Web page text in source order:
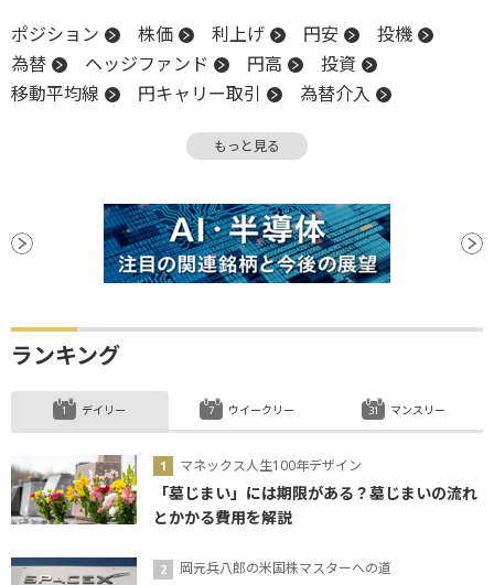
ポジション 株価 利上げ 円安
投機
為替
ヘッジファンド 円高
投資
移動平均線
円キャリー取引
為替介入
続落 日銀
もっと見る
ランキング
デイリー
マネックス人生100年デザイン
「墓じまい」には期限がある？墓じまいの流れ
とかかる費用を解説
岡元兵八郎の米国株マスターへの道
ウイークリー マンスリー